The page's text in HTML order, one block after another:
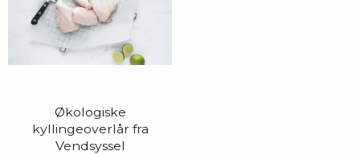
Økologiske
kyllingeoverlår fra
Vendsyssel